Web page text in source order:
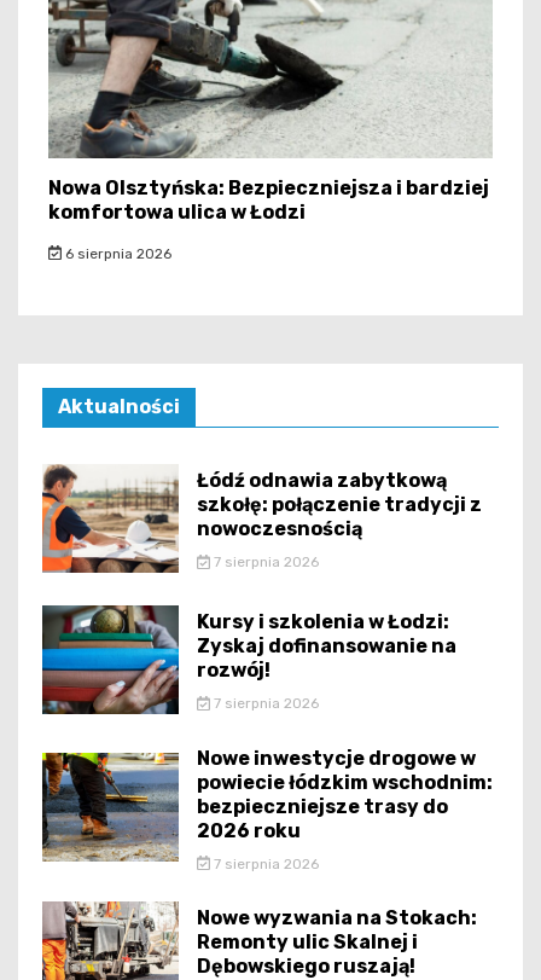
Nowa Olsztyńska: Bezpieczniejsza i bardziej
komfortowa ulica w Łodzi
6 sierpnia 2026
Aktualności
Łódź odnawia zabytkową
szkołę: połączenie tradycji z
nowoczesnością
7 sierpnia 2026
Kursy i szkolenia w Łodzi:
Zyskaj dofinansowanie na
rozwój!
7 sierpnia 2026
Nowe inwestycje drogowe w
powiecie łódzkim wschodnim:
bezpieczniejsze trasy do
2026 roku
7 sierpnia 2026
Nowe wyzwania na Stokach:
Remonty ulic Skalnej i
Dębowskiego ruszają!